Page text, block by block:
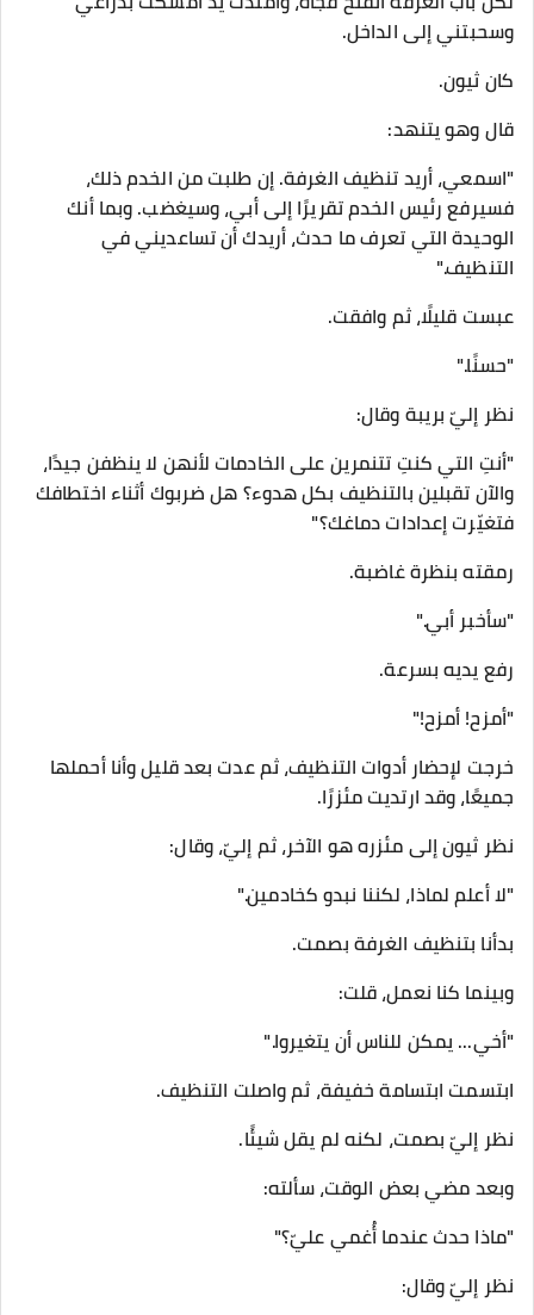
وسحبتني إلى الداخل.
كان ثيون.
قال وهو يتنهد:
"اسمعي، أريد تنظيف الغرفة. إن طلبت من الخدم ذلك،
فسيرفع رئيس الخدم تقريرًا إلى أبي، وسيغضب. وبما أنك
الوحيدة التي تعرف ما حدث، أريدك أن تساعديني في
التنظيف."
عبست قليلًا، ثم وافقت.
"حسنًا."
نظر إليّ بريبة وقال:
"أنتِ التي كنتِ تتنمرين على الخادمات لأنهن لا ينظفن جيدًا،
والآن تقبلين بالتنظيف بكل هدوء؟ هل ضربوك أثناء اختطافك
فتغيّرت إعدادات دماغك؟"
رمقته بنظرة غاضبة.
"سأخبر أبي."
رفع يديه بسرعة.
"أمزح! أمزح!"
خرجت لإحضار أدوات التنظيف، ثم عدت بعد قليل وأنا أحملها
جميعًا، وقد ارتديت مئزرًا.
نظر ثيون إلى مئزره هو الآخر، ثم إليّ، وقال:
"لا أعلم لماذا، لكننا نبدو كخادمين."
بدأنا بتنظيف الغرفة بصمت.
وبينما كنا نعمل، قلت:
"أخي... يمكن للناس أن يتغيروا."
ابتسمت ابتسامة خفيفة، ثم واصلت التنظيف.
نظر إليّ بصمت، لكنه لم يقل شيئًا.
وبعد مضي بعض الوقت، سألته:
"ماذا حدث عندما أُغمي عليّ؟"
نظر إليّ وقال: